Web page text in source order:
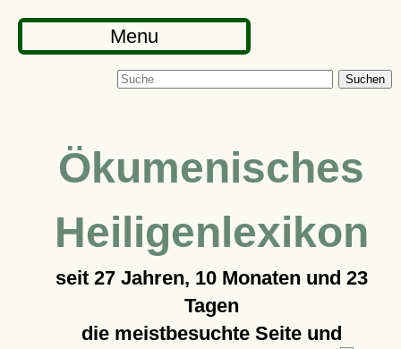
Menu
Suchen
Ökumenisches
Heiligenlexikon
seit 27 Jahren, 10 Monaten und 23
Tagen
die meistbesuchte Seite und